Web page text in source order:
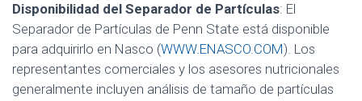
Disponibilidad del Separador de Partículas: El
Separador de Partículas de Penn State está disponible
para adquirirlo en Nasco (WWW.ENASCO.COM). Los
representantes comerciales y los asesores nutricionales
generalmente incluyen análisis de tamaño de partículas